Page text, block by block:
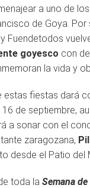
a uno de
de Goya.
Fuendetodos
goyesco con
la vida y
estas fiestas dará
de septiembre,
a sonar con el
zaragozana,
desde el Patio del
toda la Semana